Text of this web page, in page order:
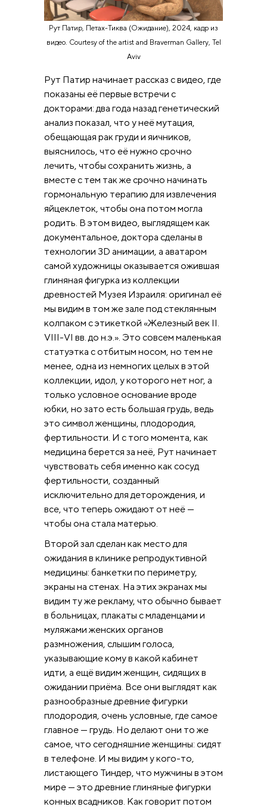
Рут Патир, Петах-Тиква (Ожидание), 2024, кадр из
видео. Courtesy of the artist and Braverman Gallery, Tel
Aviv
Рут Патир начинает рассказ с видео, где
показаны её первые встречи с
докторами: два года назад генетический
анализ показал, что у неё мутация,
обещающая рак груди и яичников,
выяснилось, что её нужно срочно
лечить, чтобы сохранить жизнь, а
вместе с тем так же срочно начинать
гормональную терапию для извлечения
яйцеклеток, чтобы она потом могла
родить. В этом видео, выглядящем как
документальное, доктора сделаны в
технологии 3D анимации, а аватаром
самой художницы оказывается ожившая
глиняная фигурка из коллекции
древностей Музея Израиля: оригинал её
мы видим в том же зале под стеклянным
колпаком с этикеткой «Железный век II.
VIII-VI вв. до н.э.». Это совсем маленькая
статуэтка с отбитым носом, но тем не
менее, одна из немногих целых в этой
коллекции, идол, у которого нет ног, а
только условное основание вроде
юбки, но зато есть большая грудь, ведь
это символ женщины, плодородия,
фертильности. И с того момента, как
медицина берется за неё, Рут начинает
чувствовать себя именно как сосуд
фертильности, созданный
исключительно для деторождения, и
все, что теперь ожидают от неё —
чтобы она стала матерью.
Второй зал сделан как место для
ожидания в клинике репродуктивной
медицины: банкетки по периметру,
экраны на стенах. На этих экранах мы
видим ту же рекламу, что обычно бывает
в больницах, плакаты с младенцами и
муляжами женских органов
размножения, слышим голоса,
указывающие кому в какой кабинет
идти, а ещё видим женщин, сидящих в
ожидании приёма. Все они выглядят как
разнообразные древние фигурки
плодородия, очень условные, где самое
главное — грудь. Но делают они то же
самое, что сегодняшние женщины: сидят
в телефоне. И мы видим у кого-то,
листающего Тиндер, что мужчины в этом
мире — это древние глиняные фигурки
конных всадников. Как говорит потом